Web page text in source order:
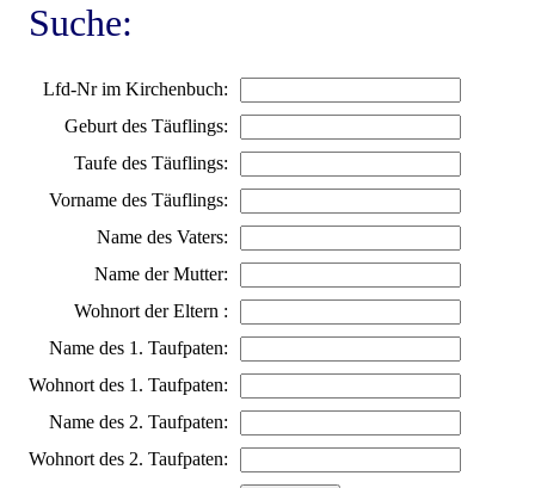
Suche:
Lfd-Nr im Kirchenbuch:
Geburt des Täuflings:
Taufe des Täuflings:
Vorname des Täuflings:
Name des Vaters:
Name der Mutter:
Wohnort der Eltern :
Name des 1. Taufpaten:
Wohnort des 1. Taufpaten:
Name des 2. Taufpaten:
Wohnort des 2. Taufpaten: